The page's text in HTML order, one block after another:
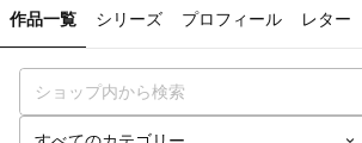
作品一覧 シリーズ プロフィール レター